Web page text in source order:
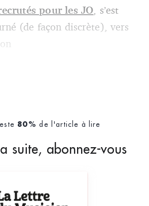
pour les JO , s’est
(de façon discrète), vers
80% de l'article à lire
suite, abonnez-vous